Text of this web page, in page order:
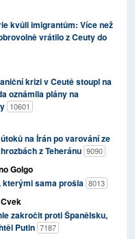
kvůli imigrantům: Více než
vrátilo z Ceuty do
krizi v Ceutě stoupl na
oznámila plány na
10601
na Írán po varování ze
z Teheránu 9090
Golgo
kterými sama prošla 8013
zakročit proti Španělsku,
Putin 7187